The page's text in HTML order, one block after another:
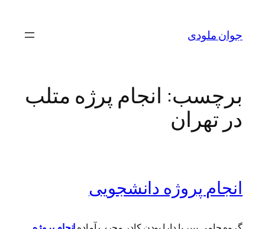
محتواجوان ملودی
برچسب: انجام پرژه متلب
در تهران
انجام پروژه دانشجویی